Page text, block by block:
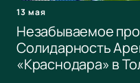
13 мая
Незабываемое
Солидарность
«Краснодара» в